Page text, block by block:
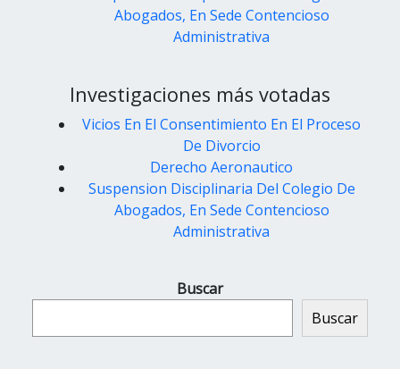
Abogados, En Sede Contencioso
Administrativa
Investigaciones más votadas
Vicios En El Consentimiento En El Proceso
De Divorcio
Derecho Aeronautico
Suspension Disciplinaria Del Colegio De
Abogados, En Sede Contencioso
Administrativa
Buscar
Buscar